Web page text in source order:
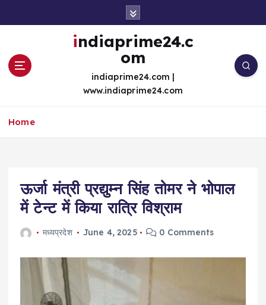
indiaprime24.c
om
indiaprime24.com |
www.indiaprime24.com
Home
ऊर्जा मंत्री प्रद्युम्न सिंह तोमर ने भोपाल
में टेन्ट में किया रात्रि विश्राम
मध्यप्रदेश June 4, 2025 0 Comments